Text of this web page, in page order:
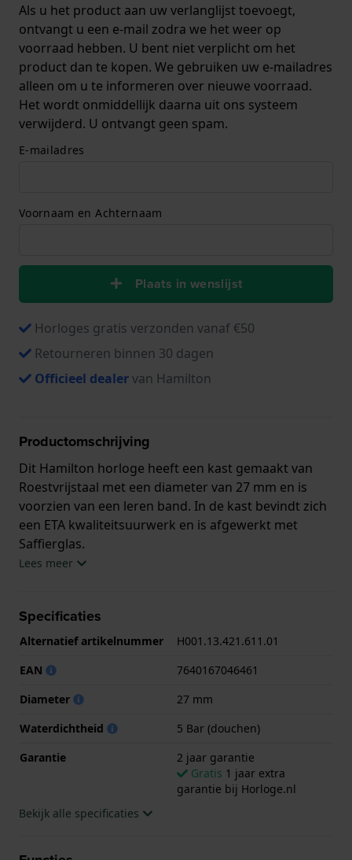
Als u het product aan uw verlanglijst toevoegt,
ontvangt u een e-mail zodra we het weer op
voorraad hebben. U bent niet verplicht om het
product dan te kopen. We gebruiken uw e-mailadres
alleen om u te informeren over nieuwe voorraad.
Het wordt onmiddellijk daarna uit ons systeem
verwijderd. U ontvangt geen spam.
E-mailadres
Voornaam en Achternaam
Plaats in wenslijst
Horloges gratis verzonden vanaf €50
Retourneren binnen 30 dagen
Officieel dealervan Hamilton
Productomschrijving
Dit Hamilton horloge heeft een kast gemaakt van
Roestvrijstaal met een diameter van 27 mm en is
voorzien van een leren band. In de kast bevindt zich
een ETA kwaliteitsuurwerk en is afgewerkt met
Saffierglas.
horloge geleverd met 2 jaar garantie.
Lees meer
Specificaties
Alternatief artikelnummer
H001.13.421.611.01
EAN
7640167046461
Diameter
27 mm
Waterdichtheid
5 Bar (douchen)
Garantie
2 jaar garantie
Gratis 1 jaar extra
garantie bij Horloge.nl
Bekijk alle specificaties